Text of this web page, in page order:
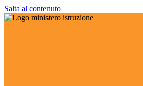
Salta al contenuto